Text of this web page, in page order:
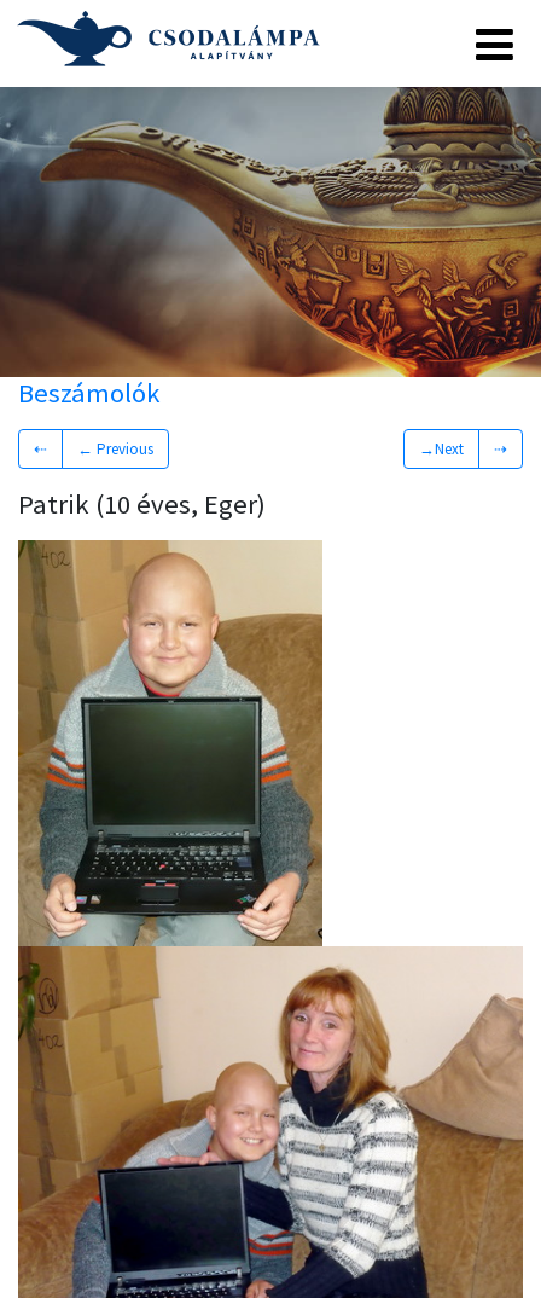
Beszámolók
⇠ ← Previous →Next ⇢
Patrik (10 éves, Eger)